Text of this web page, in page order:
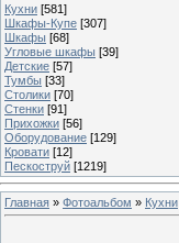
Кухни [581]
Шкафы-Купе [307]
Шкафы [68]
Угловые шкафы [39]
Детские [57]
Тумбы [33]
Столики [70]
Стенки [91]
Прихожки [56]
Оборудование [129]
Кровати [12]
Пескоструй [1219]
Главная » Фотоальбом » Кухни